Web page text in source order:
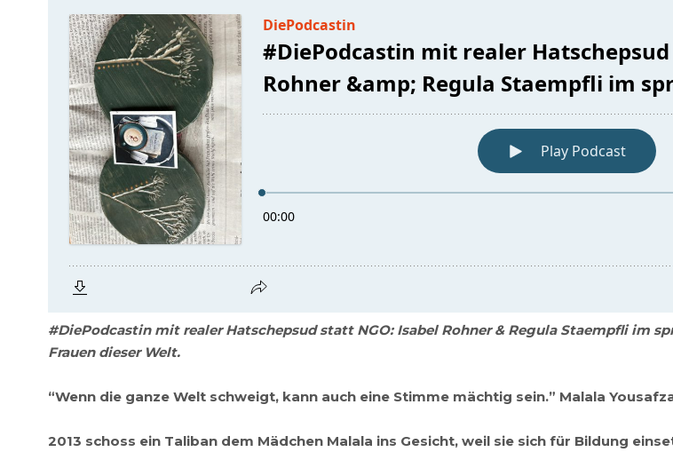
#DiePodcastin mit realer Hatschepsud statt NGO: Isabel Rohner & Regula Staempfli im
Frauen dieser Welt.
“Wenn die ganze Welt schweigt, kann auch eine Stimme mächtig sein.” Malala
2013 schoss ein Taliban dem Mädchen Malala ins Gesicht, weil sie sich für Bildung